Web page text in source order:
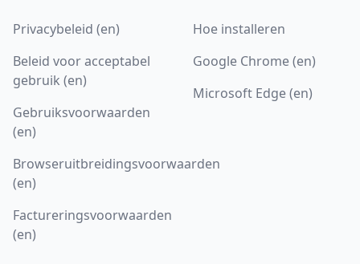
Privacybeleid (en)
Beleid voor acceptabel
gebruik (en)
Gebruiksvoorwaarden
(en)
Browseruitbreidingsvoorwaarden
(en)
Factureringsvoorwaarden
(en)
Hoe installeren
Google Chrome (en)
Microsoft Edge (en)